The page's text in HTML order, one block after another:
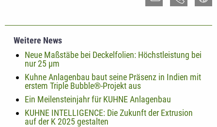
Weitere News
Neue Maßstäbe bei Deckelfolien: Höchstleistung bei
nur 25 µm
Kuhne Anlagenbau baut seine Präsenz in Indien mit
erstem Triple Bubble®-Projekt aus
Ein Meilensteinjahr für KUHNE Anlagenbau
KUHNE INTELLIGENCE: Die Zukunft der Extrusion
auf der K 2025 gestalten